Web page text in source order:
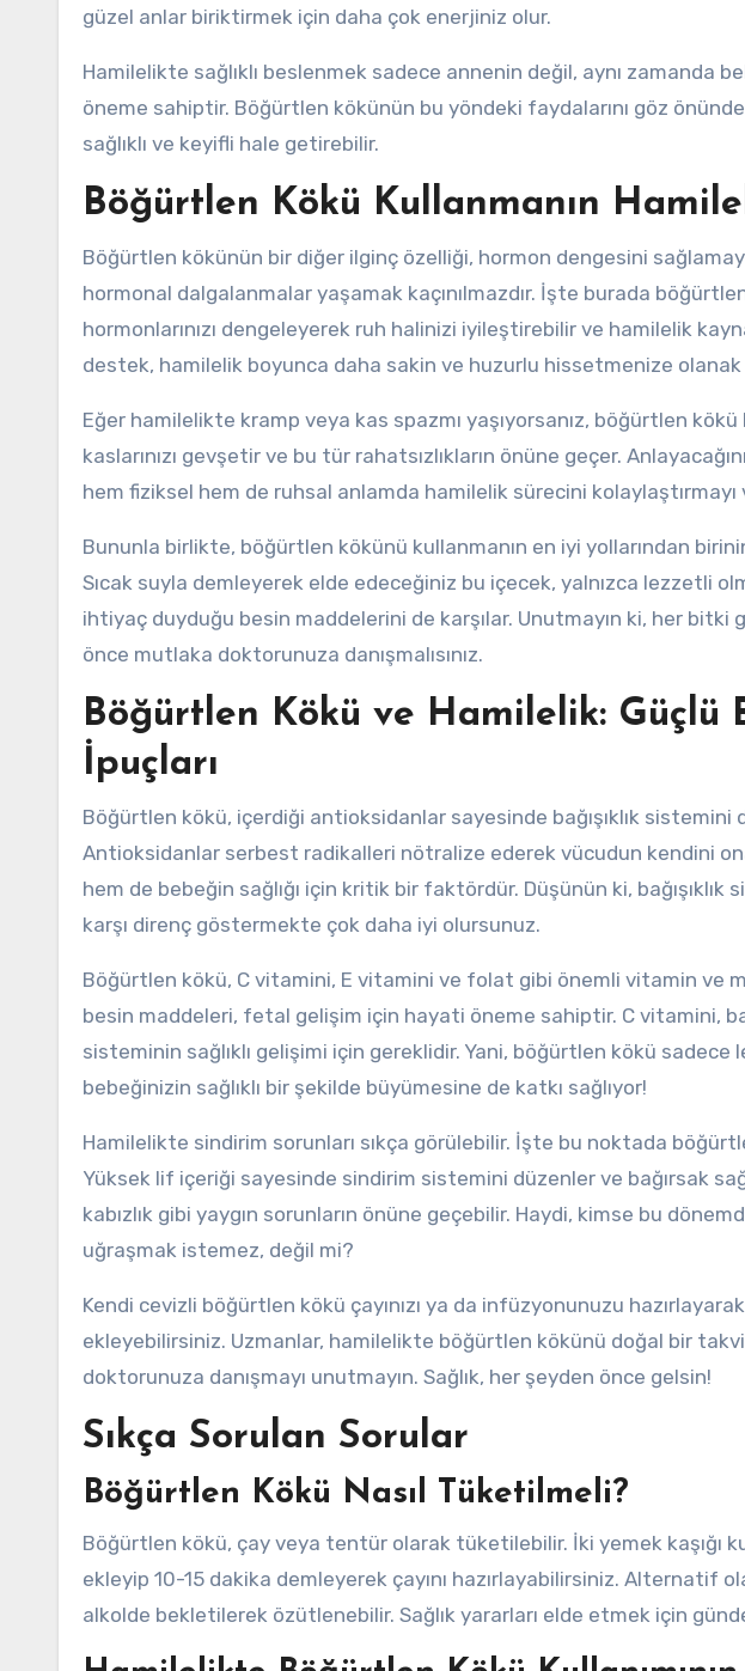
güzel anlar biriktirmek için daha çok enerjiniz olur.
Hamilelikte sağlıklı beslenmek sadece annenin değil, aynı zamanda
öneme sahiptir. Böğürtlen kökünün bu yöndeki faydalarını göz
sağlıklı ve keyifli hale getirebilir.
Böğürtlen Kökü Kullanmanın
Böğürtlen kökünün bir diğer ilginç özelliği, hormon dengesini
hormonal dalgalanmalar yaşamak kaçınılmazdır. İşte burada
hormonlarınızı dengeleyerek ruh halinizi iyileştirebilir ve hamilelik
destek, hamilelik boyunca daha sakin ve huzurlu hissetmenize olanak
Eğer hamilelikte kramp veya kas spazmı yaşıyorsanız, böğürtlen
kaslarınızı gevşetir ve bu tür rahatsızlıkların önüne geçer.
hem fiziksel hem de ruhsal anlamda hamilelik sürecini kolaylaştırmayı
Bununla birlikte, böğürtlen kökünü kullanmanın en iyi yollarından
Sıcak suyla demleyerek elde edeceğiniz bu içecek, yalnızca lezzetli
ihtiyaç duyduğu besin maddelerini de karşılar. Unutmayın ki, her
önce mutlaka doktorunuza danışmalısınız.
Böğürtlen Kökü ve Hamilelik: Güçlü
İpuçları
Böğürtlen kökü, içerdiği antioksidanlar sayesinde bağışıklık
Antioksidanlar serbest radikalleri nötralize ederek vücudun kendini
hem de bebeğin sağlığı için kritik bir faktördür. Düşünün ki,
karşı direnç göstermekte çok daha iyi olursunuz.
Böğürtlen kökü, C vitamini, E vitamini ve folat gibi önemli vitamin ve
besin maddeleri, fetal gelişim için hayati öneme sahiptir. C vitamini,
sisteminin sağlıklı gelişimi için gereklidir. Yani, böğürtlen kökü
bebeğinizin sağlıklı bir şekilde büyümesine de katkı sağlıyor!
Hamilelikte sindirim sorunları sıkça görülebilir. İşte bu noktada
Yüksek lif içeriği sayesinde sindirim sistemini düzenler ve bağırsak
kabızlık gibi yaygın sorunların önüne geçebilir. Haydi, kimse bu
uğraşmak istemez, değil mi?
Kendi cevizli böğürtlen kökü çayınızı ya da infüzyonunuzu
ekleyebilirsiniz. Uzmanlar, hamilelikte böğürtlen kökünü doğal bir
doktorunuza danışmayı unutmayın. Sağlık, her şeyden önce gelsin!
Sıkça Sorulan Sorular
Böğürtlen Kökü Nasıl Tüketilmeli?
Böğürtlen kökü, çay veya tentür olarak tüketilebilir. İki yemek kaşığı
ekleyip 10-15 dakika demleyerek çayını hazırlayabilirsiniz. Alternatif
alkolde bekletilerek özütlenebilir. Sağlık yararları elde etmek için